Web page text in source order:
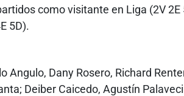
como visitante en Liga (2V
5D).
Angulo, Dany Rosero, Richard
Deiber Caicedo, Agustín